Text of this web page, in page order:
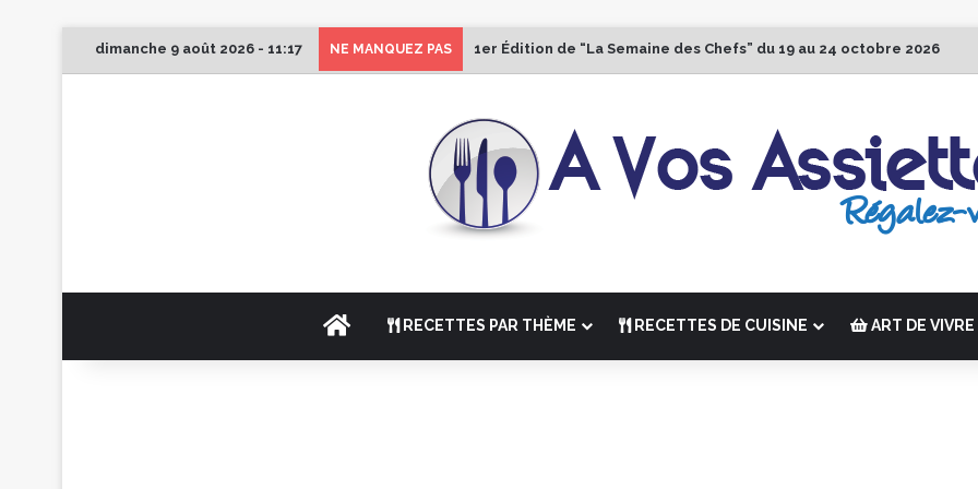
dimanche 9 août 2026 - 11:17 NE MANQUEZ PAS 1er Édition de “La Semaine des Chefs” du 19 au 24 octobre 2026
ACCUEILRECETTES PAR THÈME RECETTES DE CUISINE ART DE VIVRE